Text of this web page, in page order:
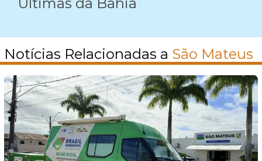
Notícias Relacionadas a São Mateus